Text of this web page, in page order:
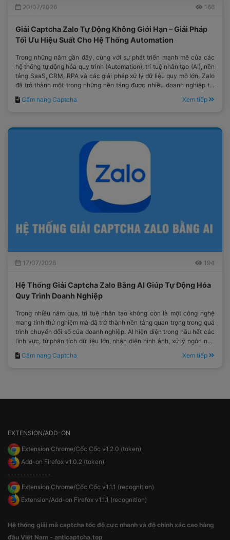
20/07/2026 166
Giải Captcha Zalo Tự Động Không Giới Hạn – Giải Pháp
Tối Ưu Hiệu Suất Cho Hệ Thống Automation
Trong những năm gần đây, cùng với sự phát triển mạnh mẽ của các
hệ thống tự động hóa quy trình (Automation), trí tuệ nhân tạo (AI), nền
tảng SaaS, CRM, RPA và các giải pháp xử lý dữ liệu quy mô lớn, Zalo
đã trở thành một trong những nền tảng được nhiều doanh nghiệp tại
Việt Nam lựa chọn.
Cẩm nang Captcha Xem tiếp
17/07/2026 194
Hệ Thống Giải Captcha Zalo Bằng AI Giúp Tự Động Hóa
Quy Trình Doanh Nghiệp
Trong nhiều năm qua, trí tuệ nhân tạo không còn là một công nghệ
mang tính thử nghiệm mà đã trở thành nền tảng quan trọng trong quá
trình chuyển đổi số của doanh nghiệp. AI hiện diện trong hầu hết các
lĩnh vực, từ phân tích dữ liệu lớn, nhận diện hình ảnh, xử lý ngôn ngữ
tự nhiên cho đến tối ưu hóa quy trình vận hành.
Cẩm nang Captcha Xem tiếp
EXTENSION/ADD-ON
Extension Chrome/Cốc Cốc v1.2.0 (token)
Add-on Firefox v1.0.2 (token)
--------------
Extension Chrome/Cốc Cốc v1.1.1 (recognition)
Extension/Add-on Firefox v1.1.1 (recognition)
Hệ thống giải mã captcha tốc độ cực nhanh và độ chính xác cao hàng
đầu Việt Nam - anticaptcha.top